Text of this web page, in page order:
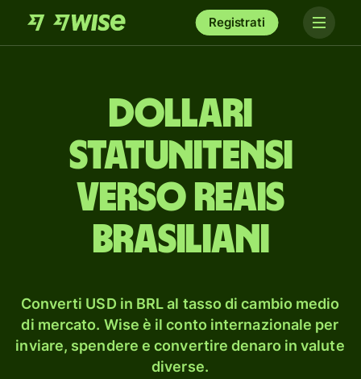
Registrati
dollari
statunitensi
verso reais
brasiliani
Converti USD in BRL al tasso di cambio medio
di mercato. Wise è il conto internazionale per
inviare, spendere e convertire denaro in valute
diverse.